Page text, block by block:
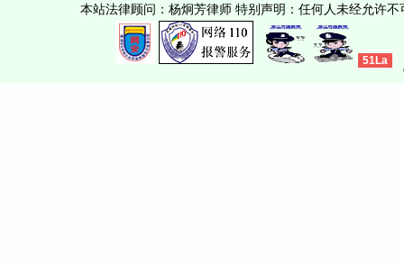
本站法律顾问：杨炯芳律师 特别声明：任何人未经允许
51La